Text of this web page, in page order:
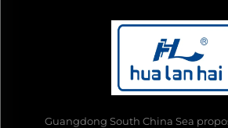
Guangdong South China Sea